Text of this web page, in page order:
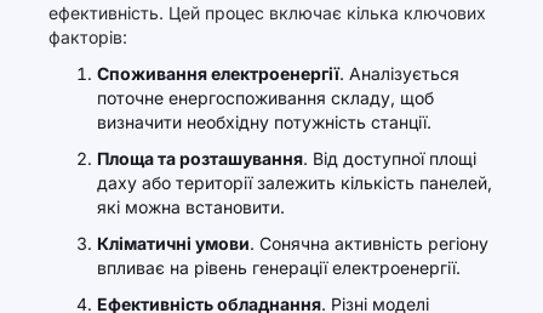
ефективність. Цей процес включає кілька ключових
факторів:
Споживання електроенергії. Аналізується
поточне енергоспоживання складу, щоб
визначити необхідну потужність станції.
Площа та розташування. Від доступної площі
даху або території залежить кількість панелей,
які можна встановити.
Кліматичні умови. Сонячна активність регіону
впливає на рівень генерації електроенергії.
Ефективність обладнання. Різні моделі